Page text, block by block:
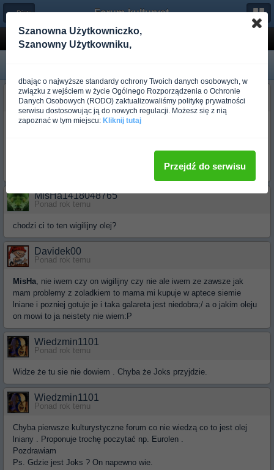
← Dieta Forum-kulturystyka.pl
Olej z siemienia lnianego
Wiedzmin1101
Ponad rok temu
Witam . Jak wiadomo olej z siemienia lnianego zawiera bardzo dużo
MisHa1418048765
Ponad rok temu
chodzi ci to ten wigilijny olej?
Davidek00
Ponad rok temu
MisHa, nie iwem czy on wigilijny czy nie ale iwem ze zawsze jak
mam problemy z zoladkiem to mama mi kupuje w aptece siemie
lniane i pozniej gotuje je i taka galareta jest niedobra;/ a o jakim oleju
on mowi to ja neistety nie wiem:P
Wiedzmin1101
Ponad rok temu
Widze że tu sie nie dowiem . Chyba że Joks przyjdzie.
Wiedzmin1101
Ponad rok temu
Chyba pierwsze kulturystyczne forum co nie wiedzą co to jest olej
lniany . Proponuje trochę poczytać np. Eurolen .
Pozdrawiam
Ps. Gdzie jest Joks ? On napewno wie.
Szanowna Użytkowniczko,
Szanowny Użytkowniku,
dbając o najwyższe standardy ochrony Twoich danych osobowych, w
związku z wejściem w życie Ogólnego Rozporządzenia o Ochronie
Danych Osobowych (RODO) zaktualizowaliśmy politykę prywatności
serwisu dostosowując ją do nowych regulacji. Możesz się z nią
zapoznać w tym miejscu: Kliknij tutaj
Przejdź do serwisu